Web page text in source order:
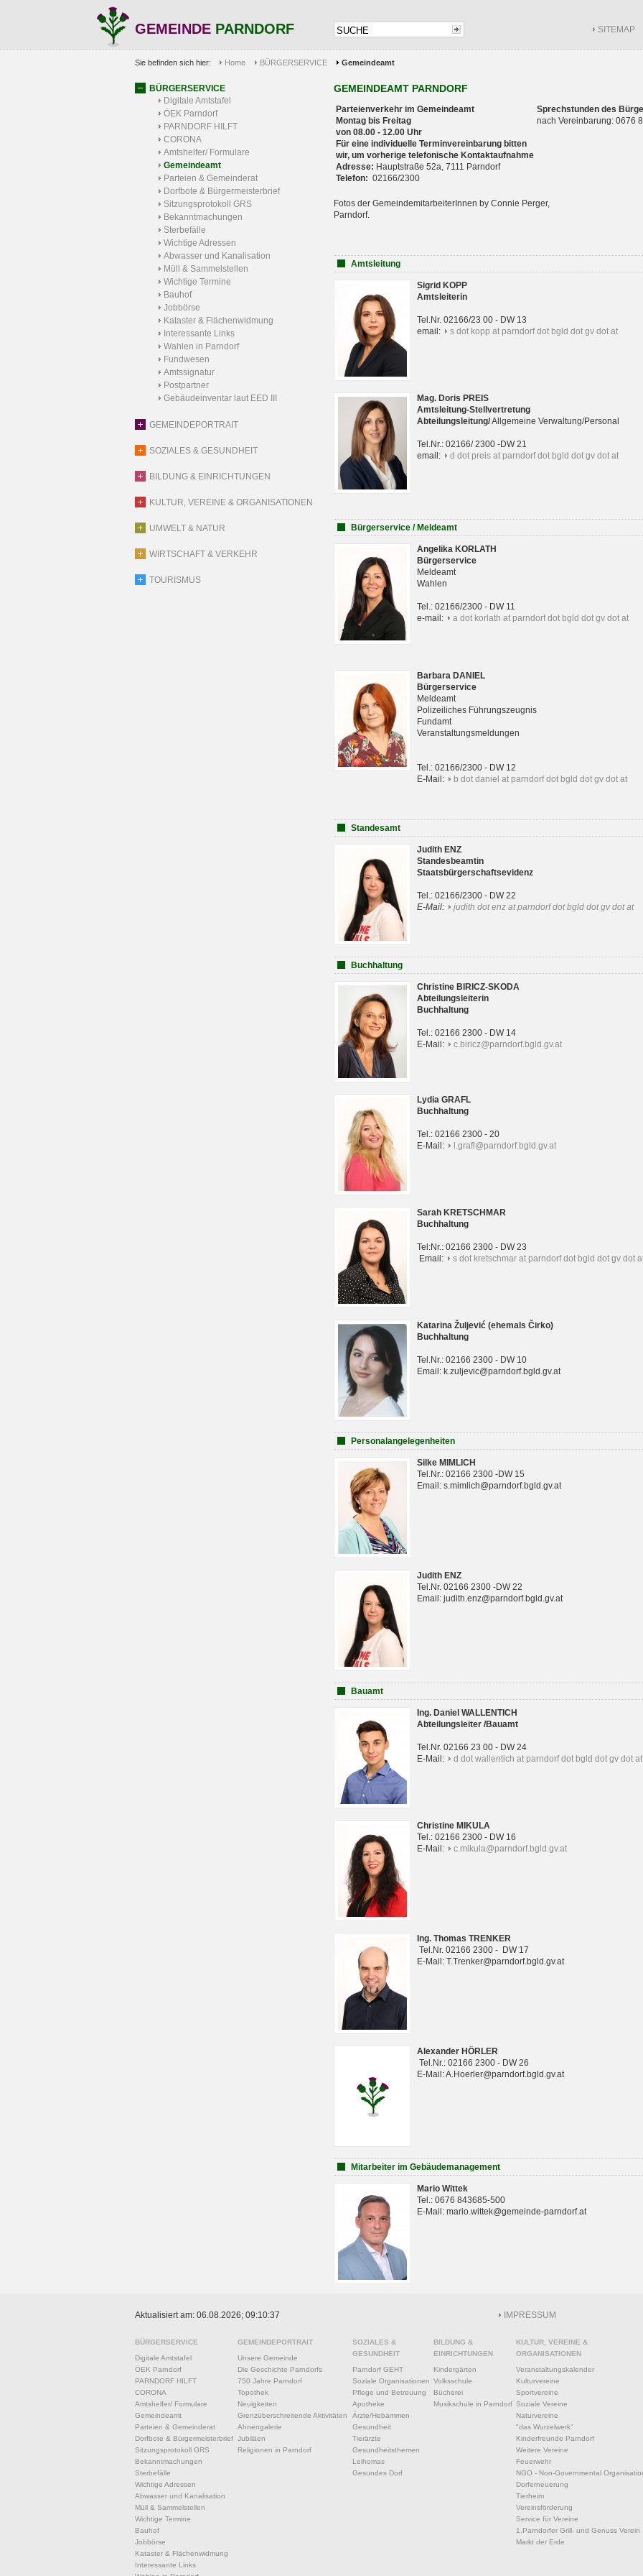
GEMEINDE PARNDORF SITEMAP
Sie befinden sich hier: Home BÜRGERSERVICE Gemeindeamt
BÜRGERSERVICE
Digitale Amtstafel
ÖEK Parndorf
PARNDORF HILFT
CORONA
Amtshelfer/ Formulare
Gemeindeamt
Parteien & Gemeinderat
Dorfbote & Bürgermeisterbrief
Sitzungsprotokoll GRS
Bekanntmachungen
Sterbefälle
Wichtige Adressen
Abwasser und Kanalisation
Müll & Sammelstellen
Wichtige Termine
Bauhof
Jobbörse
Kataster & Flächenwidmung
Interessante Links
Wahlen in Parndorf
Fundwesen
Amtssignatur
Postpartner
Gebäudeinventar laut EED III
GEMEINDEPORTRAIT
SOZIALES & GESUNDHEIT
BILDUNG & EINRICHTUNGEN
KULTUR, VEREINE & ORGANISATIONEN
UMWELT & NATUR
WIRTSCHAFT & VERKEHR
TOURISMUS
GEMEINDEAMT PARNDORF
Parteienverkehr im Gemeindeamt
Montag bis Freitag
von 08.00 - 12.00 Uhr
Für eine individuelle Terminvereinbarung bitten
wir, um vorherige telefonische Kontaktaufnahme
Adresse: Hauptstraße 52a, 7111 Parndorf
Telefon: 02166/2300
Sprechstunden des
nach Vereinbarung: 0676
Fotos der GemeindemitarbeiterInnen by Connie Perger,
Parndorf.
Amtsleitung
Sigrid KOPP
Amtsleiterin
Tel.Nr. 02166/23 00 - DW 13
email:
s dot kopp at parndorf dot bgld dot gv dot at
Mag. Doris PREIS
Amtsleitung-Stellvertretung
Abteilungsleitung/Allgemeine Verwaltung/Personal
Tel.Nr.: 02166/ 2300 -DW 21
email:
d dot preis at parndorf dot bgld dot gv dot at
Bürgerservice / Meldeamt
Angelika KORLATH
Bürgerservice
Meldeamt
Wahlen
Tel.: 02166/2300 - DW 11
e-mail:
a dot korlath at parndorf dot bgld dot gv dot at
Barbara DANIEL
Bürgerservice
Meldeamt
Polizeiliches Führungszeugnis
Fundamt
Veranstaltungsmeldungen
Tel.: 02166/2300 - DW 12
E-Mail:
b dot daniel at parndorf dot bgld dot gv dot at
Standesamt
Judith ENZ
Standesbeamtin
Staatsbürgerschaftsevidenz
Tel.: 02166/2300 - DW 22
E-Mail:
judith dot enz at parndorf dot bgld dot gv dot at
Buchhaltung
Christine BIRICZ-SKODA
Abteilungsleiterin
Buchhaltung
Tel.: 02166 2300 - DW 14
E-Mail:
c.biricz@parndorf.bgld.gv.at
Lydia GRAFL
Buchhaltung
Tel.: 02166 2300 - 20
E-Mail:
l.grafl@parndorf.bgld.gv.at
Sarah KRETSCHMAR
Buchhaltung
Tel:Nr.: 02166 2300 - DW 23
Email:
s dot kretschmar at parndorf dot bgld dot gv dot
Katarina Žuljević (ehemals Čirko)
Buchhaltung
Tel.Nr.: 02166 2300 - DW 10
Email: k.zuljevic@parndorf.bgld.gv.at
Personalangelegenheiten
Silke MIMLICH
Tel.Nr.: 02166 2300 -DW 15
Email: s.mimlich@parndorf.bgld.gv.at
Judith ENZ
Tel.Nr. 02166 2300 -DW 22
Email: judith.enz@parndorf.bgld.gv.at
Bauamt
Ing. Daniel WALLENTICH
Abteilungsleiter /Bauamt
Tel.Nr. 02166 23 00 - DW 24
E-Mail:
d dot wallentich at parndorf dot bgld dot gv dot at
Christine MIKULA
Tel.: 02166 2300 - DW 16
E-Mail:
c.mikula@parndorf.bgld.gv.at
Ing. Thomas TRENKER
Tel.Nr. 02166 2300 - DW 17
E-Mail: T.Trenker@parndorf.bgld.gv.at
Alexander HÖRLER
Tel.Nr.: 02166 2300 - DW 26
E-Mail: A.Hoerler@parndorf.bgld.gv.at
Mitarbeiter im Gebäudemanagement
Mario Wittek
Tel.: 0676 843685-500
E-Mail: mario.wittek@gemeinde-parndorf.at
Aktualisiert am: 06.08.2026; 09:10:37 IMPRESSUM
BÜRGERSERVICE
Digitale Amtstafel
ÖEK Parndorf
PARNDORF HILFT
CORONA
Amtshelfer/ Formulare
Gemeindeamt
Parteien & Gemeinderat
Dorfbote & Bürgermeisterbrief
Sitzungsprotokoll GRS
Bekanntmachungen
Sterbefälle
Wichtige Adressen
Abwasser und Kanalisation
Müll & Sammelstellen
Wichtige Termine
Bauhof
Jobbörse
Kataster & Flächenwidmung
Interessante Links
GEMEINDEPORTRAIT
Unsere Gemeinde
Die Geschichte Parndorfs
750 Jahre Parndorf
Topothek
Neuigkeiten
Grenzüberschreitende Aktivitäten
Ahnengalerie
Jubiläen
Religionen in Parndorf
SOZIALES &
GESUNDHEIT
Parndorf GEHT
Soziale Organisationen
Pflege und Betreuung
Apotheke
Ärzte/Hebammen
Gesundheit
Tierärzte
Gesundheitsthemen
Leihomas
Gesundes Dorf
BILDUNG &
EINRICHTUNGEN
Kindergärten
Volksschule
Bücherei
Musikschule in Parndorf
KULTUR, VEREINE &
ORGANISATIONEN
Veranstaltungskalender
Kulturvereine
Sportvereine
Soziale Vereine
Naturvereine
"das Wurzelwerk"
Kinderfreunde Parndorf
Weitere Vereine
Feuerwehr
NGO - Non-Governmental
Dorferneuerung
Tierheim
Vereinsförderung
Service für Vereine
1.Parndorfer Grill- und Genuss Verein
Markt der Erde